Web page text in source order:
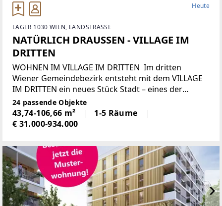
Heute
LAGER 1030 WIEN, LANDSTRASSE
NATÜRLICH DRAUSSEN - VILLAGE IM
DRITTEN
WOHNEN IM VILLAGE IM DRITTEN Im dritten
Wiener Gemeindebezirk entsteht mit dem VILLAGE
IM DRITTEN ein neues Stück Stadt – eines der
größten Stadtentwicklungsgebiete Wiens. Auf über
elf Hektar entwickelt die ARE Austrian Real Estate
24 passende Objekte
43,74-106,66 m²
1-5 Räume
€ 31.000-934.000